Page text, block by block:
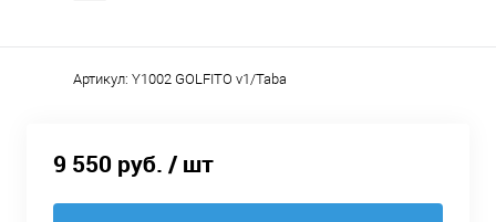
Артикул: Y1002 GOLFITO v1/Taba
9 550 руб. / шт